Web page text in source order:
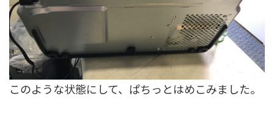
このような状態にして、ぱちっとはめこみました。